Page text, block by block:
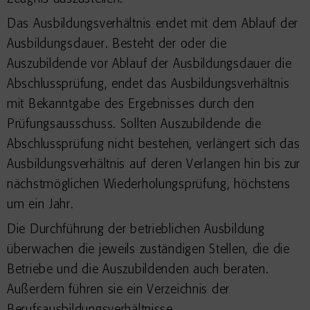
Das Ausbildungsverhältnis endet mit dem Ablauf der
Ausbildungsdauer. Besteht der oder die
Auszubildende vor Ablauf der Ausbildungsdauer die
Abschlussprüfung, endet das Ausbildungsverhältnis
mit Bekanntgabe des Ergebnisses durch den
Prüfungsausschuss. Sollten Auszubildende die
Abschlussprüfung nicht bestehen, verlängert sich das
Ausbildungsverhältnis auf deren Verlangen hin bis zur
nächstmöglichen Wiederholungsprüfung, höchstens
um ein Jahr.
Die Durchführung der betrieblichen Ausbildung
überwachen die jeweils zuständigen Stellen, die die
Betriebe und die Auszubildenden auch beraten.
Außerdem führen sie ein Verzeichnis der